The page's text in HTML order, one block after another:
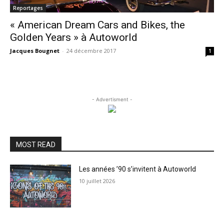
Reportages
« American Dream Cars and Bikes, the
Golden Years » à Autoworld
Jacques Bougnet - 24 décembre 2017 1
- Advertisment -
MOST READ
Les années ’90 s’invitent à Autoworld
10 juillet 2026